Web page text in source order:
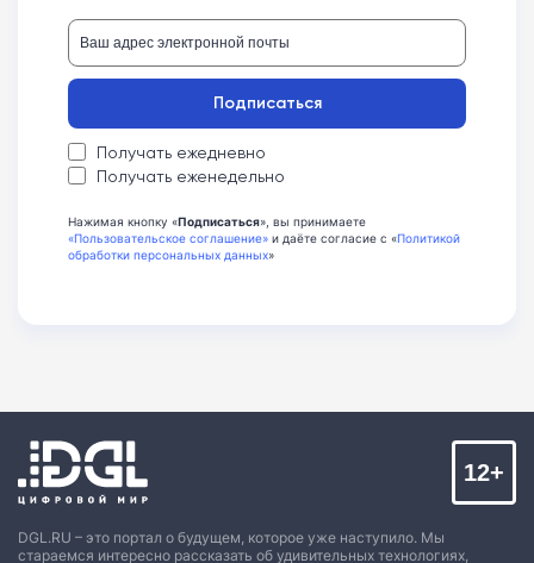
Получать ежедневно
Получать еженедельно
Подписаться
Нажимая кнопку «Подписаться», вы принимаете
«Пользовательское соглашение» и даёте согласие с «Политикой
обработки персональных данных»
DGL.RU – это портал о будущем, которое уже наступило. Мы
стараемся интересно рассказать об удивительных технологиях,
12+